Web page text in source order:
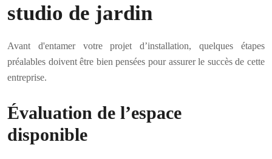
studio de jardin
Avant d'entamer votre projet d’installation, quelques étapes
préalables doivent être bien pensées pour assurer le succès de cette
entreprise.
Évaluation de l’espace
disponible